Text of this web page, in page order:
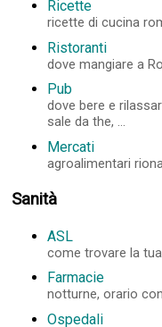
Ricette
ricette di cucina
Ristoranti
dove mangiare a
Pub
dove bere e
sale da the, ...
Mercati
agroalimentari
Sanità
ASL
come trovare la
Farmacie
notturne, orario
Ospedali